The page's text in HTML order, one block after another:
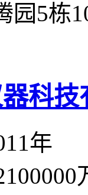
园5栋
科技
年